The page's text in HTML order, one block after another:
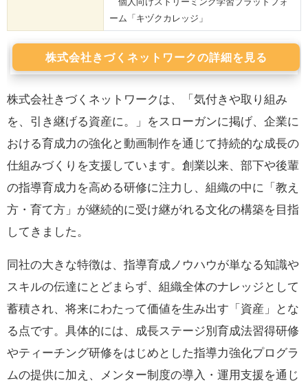
ーム「キヅクカレッジ」
株式会社きづくネットワークの詳細を見る
株式会社きづくネットワークは、「気付きや取り組み
を、引き継げる資産に。」をスローガンに掲げ、企業に
おける育成力の強化と動画制作を通じて持続的な成長の
仕組みづくりを支援しています。創業以来、部下や後輩
の指導育成力を高める研修に注力し、組織の中に「教え
方・育て方」が継続的に受け継がれる文化の構築を目指
してきました。
同社の大きな特徴は、指導育成ノウハウが単なる知識や
スキルの伝達にとどまらず、組織全体のナレッジとして
蓄積され、将来にわたって価値を生み出す「資産」とな
る点です。具体的には、成長ステージ別育成法習得研修
やティーチング研修をはじめとした指導力強化プログラ
ムの提供に加え、メンター制度の導入・運用支援を通じ